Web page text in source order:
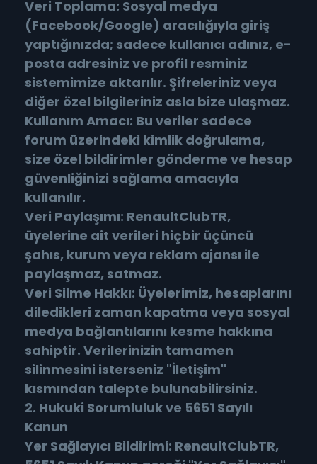
Veri Toplama: Sosyal medya
(Facebook/Google) aracılığıyla giriş
yaptığınızda; sadece kullanıcı adınız, e-
posta adresiniz ve profil resminiz
sistemimize aktarılır. Şifreleriniz veya
diğer özel bilgileriniz asla bize ulaşmaz.
Kullanım Amacı: Bu veriler sadece
forum üzerindeki kimlik doğrulama,
size özel bildirimler gönderme ve hesap
güvenliğinizi sağlama amacıyla
kullanılır.
Veri Paylaşımı: RenaultClubTR,
üyelerine ait verileri hiçbir üçüncü
şahıs, kurum veya reklam ajansı ile
paylaşmaz, satmaz.
Veri Silme Hakkı: Üyelerimiz, hesaplarını
diledikleri zaman kapatma veya sosyal
medya bağlantılarını kesme hakkına
sahiptir. Verilerinizin tamamen
silinmesini isterseniz "İletişim"
kısmından talepte bulunabilirsiniz.
2. Hukuki Sorumluluk ve 5651 Sayılı
Kanun
Yer Sağlayıcı Bildirimi: RenaultClubTR,